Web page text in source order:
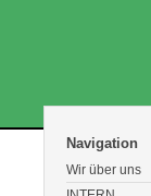
Navigation
Wir über uns